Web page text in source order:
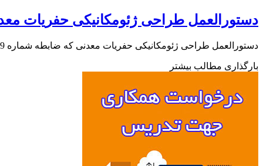
دستورالعمل طراحی ژئومکانیکی حفریات
دستورالعمل طراحی ژئومکانیکی حفریات معدنی که ضابطه شماره 779 سازمان برنامه و بودجه می باشد را به صورت PDF از لینک داده…
بارگذاری مطالب بیشتر